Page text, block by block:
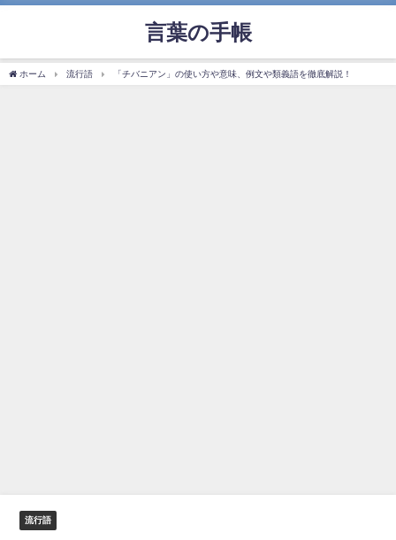
言葉の手帳
ホーム 流行語 「チバニアン」の使い方や意味、例文や類義語を徹底解説！
流行語